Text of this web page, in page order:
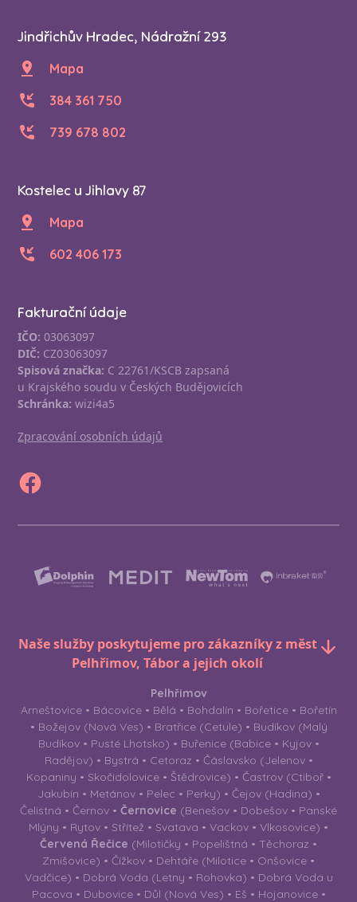
Fakturační údaje
IČO: 03063097
DIČ: CZ03063097
Spisová značka: C 22761/KSCB zapsaná
u Krajského soudu v Českých Budějovicích
Schránka: wizi4a5
Zpracování osobních údajů
Jindřichův Hradec, Nádražní 293
Mapa
384 361 750
739 678 802
Kostelec u Jihlavy 87
Mapa
602 406 173
Naše služby poskytujeme pro zákazníky z měst
Pelhřimov, Tábor a jejich okolí
Pelhřimov
Arneštovice • Bácovice • Bělá • Bohdalín • Bořetice • Bořetín
• Božejov (Nová Ves) • Bratřice (Cetule) • Budíkov (Malý
Budíkov • Pusté Lhotsko) • Buřenice (Babice • Kyjov •
Radějov) • Bystrá • Cetoraz • Čáslavsko (Jelenov •
Kopaniny • Skočidolovice • Štědrovice) • Častrov (Ctiboř •
Jakubín • Metánov • Pelec • Perky) • Čejov (Hadina) •
Čelistná • Černov • Černovice (Benešov • Dobešov • Panské
Mlýny • Rytov • Střítež • Svatava • Vackov • Vlkosovice) •
Červená Řečice (Milotičky • Popelištná • Těchoraz •
Zmišovice) • Čížkov • Dehtáře (Milotice • Onšovice •
Vadčice) • Dobrá Voda (Letny • Rohovka) • Dobrá Voda u
Pacova • Dubovice • Důl (Nová Ves) • Eš • Hojanovice •